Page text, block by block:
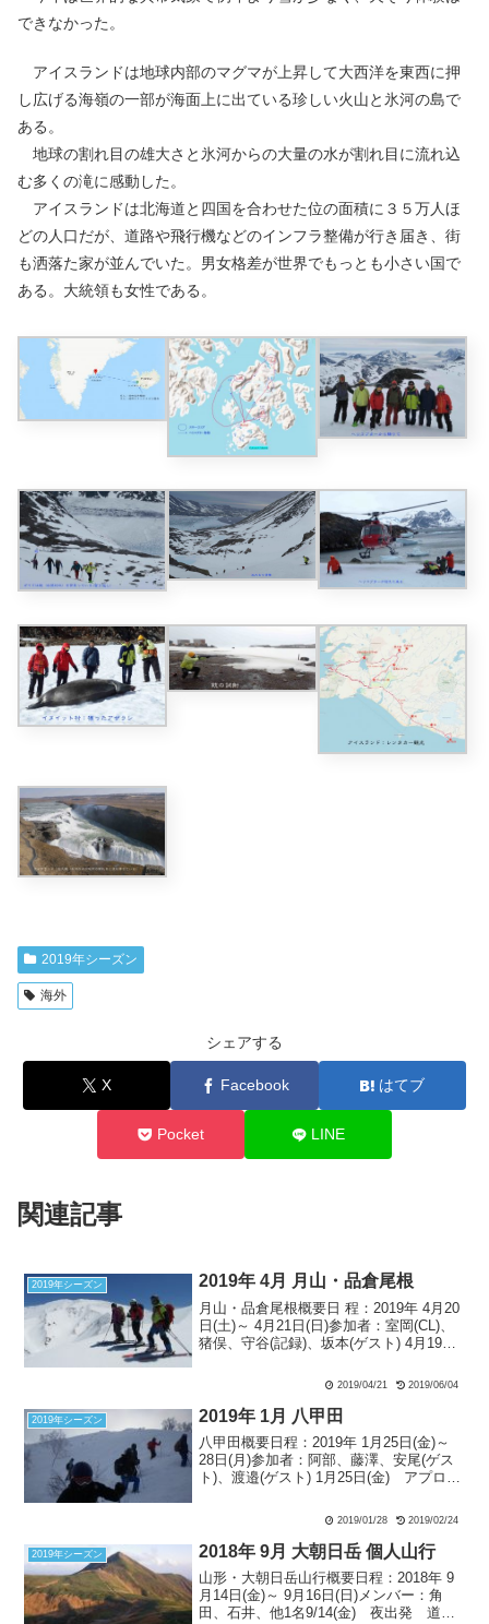
できなかった。
アイスランドは地球内部のマグマが上昇して大西洋を東西に押
し広げる海嶺の一部が海面上に出ている珍しい火山と氷河の島で
ある。
地球の割れ目の雄大さと氷河からの大量の水が割れ目に流れ込
む多くの滝に感動した。
アイスランドは北海道と四国を合わせた位の面積に３５万人ほ
どの人口だが、道路や飛行機などのインフラ整備が行き届き、街
も洒落た家が並んでいた。男女格差が世界でもっとも小さい国で
ある。大統領も女性である。
2019年シーズン
海外
シェアする
X Facebook はてブ
Pocket LINE
関連記事
2019年シーズン 2019年 4月 月山・品倉尾根
月山・品倉尾根概要日 程：2019年 4月20
日(土)～ 4月21日(日)参加者：室岡(CL)、
猪俣、守谷(記録)、坂本(ゲスト) 4月19日
まで首都高速を使うのだが、横羽線が事
故渋滞のため湾岸線を...
2019/04/21 2019/06/04
2019年シーズン 2019年 1月 八甲田
八甲田概要日程：2019年 1月25日(金)～
28日(月)参加者：阿部、藤澤、安尾(ゲス
ト)、渡邉(ゲスト) 1月25日(金) アプロー
題￥15000）利用で八甲田酸ヶ湯ガイドス
キー。 東京組3人は東北...
2019/01/28 2019/02/24
2019年シーズン 2018年 9月 大朝日岳 個人山行
山形・大朝日岳山行概要日程：2018年 9
月14日(金)～ 9月16日(日)メンバー：角
田、石井、他1名9/14(金) 夜出発 道の